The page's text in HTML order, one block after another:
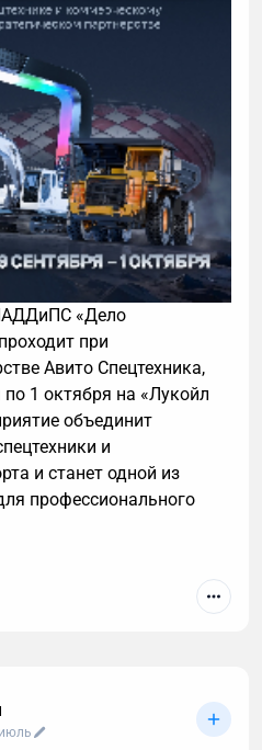
«Дело
при
Авито Спецтехника,
по 1 октября на «Лукойл
объединит
и
и станет одной из
профессионального